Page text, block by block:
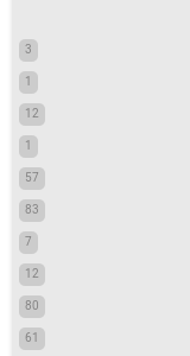
3
1
12
1
57
83
7
12
80
61